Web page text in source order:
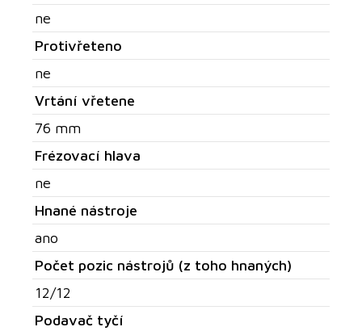
ne
Protivřeteno
ne
Vrtání vřetene
76 mm
Frézovací hlava
ne
Hnané nástroje
ano
Počet pozic nástrojů (z toho hnaných)
12/12
Podavač tyčí